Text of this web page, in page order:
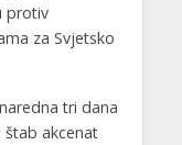
protiv
za Svjetsko
tri dana
štab akcenat